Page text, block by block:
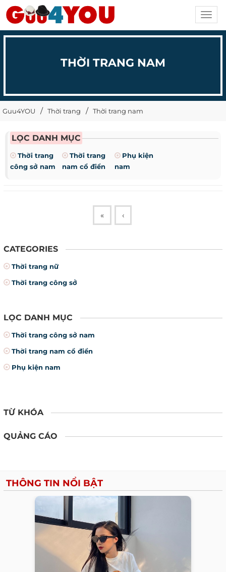
THỜI TRANG NAM
Guu4YOU Thời trang Thời trang nam
LỌC DANH MỤC
Thời trang
công sở nam
Thời trang
nam cổ điển
Phụ kiện
nam
« ‹
CATEGORIES
Thời trang nữ
Thời trang công sở
LỌC DANH MỤC
Thời trang công sở nam
Thời trang nam cổ điển
Phụ kiện nam
TỪ KHÓA
QUẢNG CÁO
THÔNG TIN NỔI BẬT